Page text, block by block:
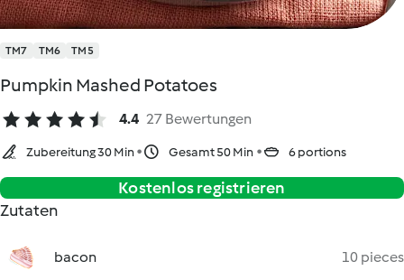
TM7 TM6 TM5
Pumpkin Mashed Potatoes
4.4 27 Bewertungen
Zubereitung 30 Min Gesamt 50 Min 6 portions
Kostenlos registrieren
Zutaten
bacon 10 pieces